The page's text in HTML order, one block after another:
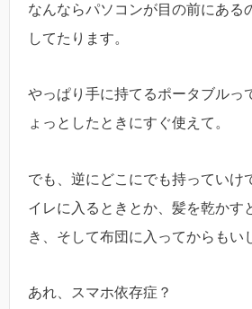
なんならパソコンが目の前にある
してたります。
やっぱり手に持てるポータブルっ
ょっとしたときにすぐ使えて。
でも、逆にどこにでも持っていけ
イレに入るときとか、髪を乾かす
き、そして布団に入ってからもい
あれ、スマホ依存症？